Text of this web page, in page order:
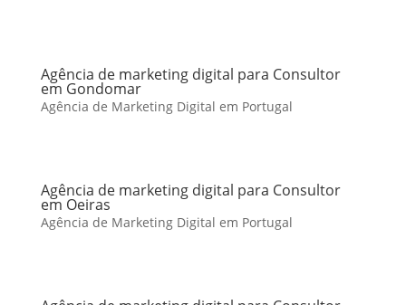
Agência de marketing digital para Consultor
em Gondomar
Agência de Marketing Digital em Portugal
Agência de marketing digital para Consultor
em Oeiras
Agência de Marketing Digital em Portugal